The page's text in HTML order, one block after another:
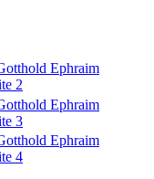
Ephraim
2
Ephraim
3
Ephraim
4